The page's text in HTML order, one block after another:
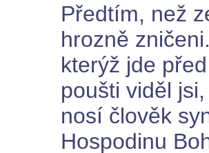
Předtím, než
hrozně
kterýž jde
poušti viděl
nosí člověk
Hospodinu